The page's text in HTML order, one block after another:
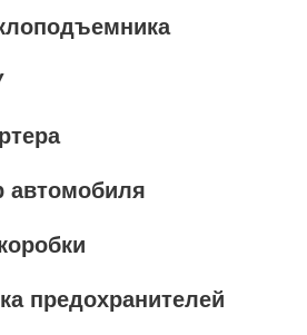
автомобиля
предохранителей